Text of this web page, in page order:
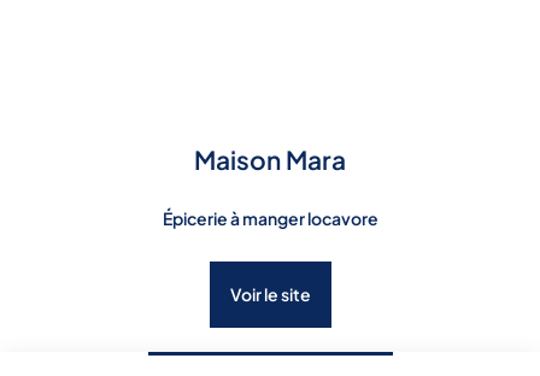
Maison Mara
Épicerie à manger locavore
Voir le site